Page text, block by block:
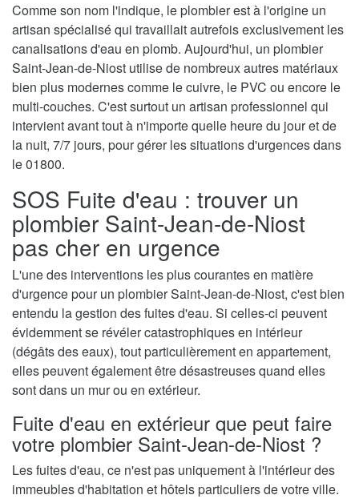
Comme son nom l'indique, le plombier est à l'origine un
artisan spécialisé qui travaillait autrefois exclusivement les
canalisations d'eau en plomb. Aujourd'hui, un plombier
Saint-Jean-de-Niost utilise de nombreux autres matériaux
bien plus modernes comme le cuivre, le PVC ou encore le
multi-couches. C'est surtout un artisan professionnel qui
intervient avant tout à n'importe quelle heure du jour et de
la nuit, 7/7 jours, pour gérer les situations d'urgences dans
le 01800.
SOS Fuite d'eau : trouver un
plombier Saint-Jean-de-Niost
pas cher en urgence
L'une des interventions les plus courantes en matière
d'urgence pour un plombier Saint-Jean-de-Niost, c'est bien
entendu la gestion des fuites d'eau. Si celles-ci peuvent
évidemment se révéler catastrophiques en intérieur
(dégâts des eaux), tout particulièrement en appartement,
elles peuvent également être désastreuses quand elles
sont dans un mur ou en extérieur.
Fuite d'eau en extérieur que peut faire
votre plombier Saint-Jean-de-Niost ?
Les fuites d'eau, ce n'est pas uniquement à l'intérieur des
immeubles d'habitation et hôtels particuliers de votre ville.